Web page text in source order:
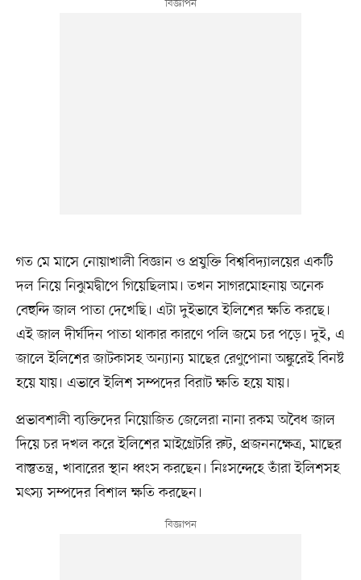
গত মে মাসে নোয়াখালী বিজ্ঞান ও প্রযুক্তি বিশ্ববিদ্যালয়ের একটি
দল নিয়ে নিঝুমদ্বীপে গিয়েছিলাম। তখন সাগরমোহনায় অনেক
বেহুন্দি জাল পাতা দেখেছি। এটা দুইভাবে ইলিশের ক্ষতি করছে।
এই জাল দীর্ঘদিন পাতা থাকার কারণে পলি জমে চর পড়ে। দুই, এ
জালে ইলিশের জাটকাসহ অন্যান্য মাছের রেণুপোনা অঙ্কুরেই বিনষ্ট
হয়ে যায়। এভাবে ইলিশ সম্পদের বিরাট ক্ষতি হয়ে যায়।
প্রভাবশালী ব্যক্তিদের নিয়োজিত জেলেরা নানা রকম অবৈধ জাল
দিয়ে চর দখল করে ইলিশের মাইগ্রেটরি রুট, প্রজননক্ষেত্র, মাছের
বাস্তুতন্ত্র, খাবারের স্থান ধ্বংস করছেন। নিঃসন্দেহে তাঁরা ইলিশসহ
মৎস্য সম্পদের বিশাল ক্ষতি করছেন।